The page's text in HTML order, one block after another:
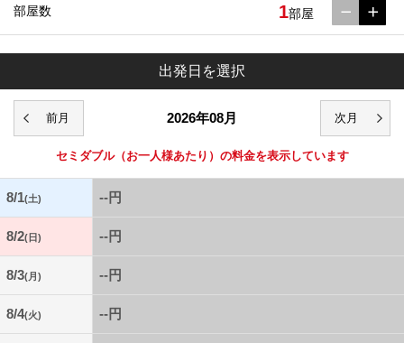
部屋数 1部屋
出発日を選択
2026年08月
セミダブル（お一人様あたり）の料金を表示しています
8/1(土) --円
8/2(日) --円
8/3(月) --円
8/4(火) --円